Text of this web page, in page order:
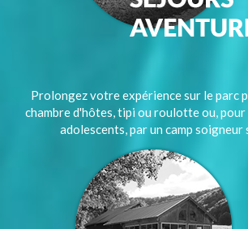
Prolongez votre expérience sur le parc
chambre d'hôtes, tipi ou roulotte ou,
adolescents, par un camp soigneur